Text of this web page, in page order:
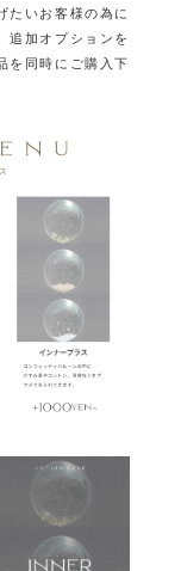
たいお客様の為に
追加オプションを
を同時にご購入下